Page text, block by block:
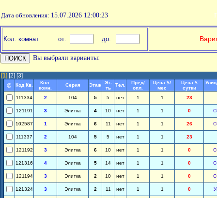
Дата обновления: 15.07.2026 12:00:23
Кол. комнат от: до:
Вы выбрали варианты:
[1] [2] [3]
@ Код Кв.
Кол.
комн.
Серия Этаж
Эт-
ть
Тел.
Пред/
опл.
Цена $/
мес
Цена $
сутки
111334 2 104 5 5 нет 1 1 23
121191 3 Элитка 4 10 нет 1 1 0
102587 1 Элитка 6 11 нет 1 1 26
111337 2 104 5 5 нет 1 1 23
121192 3 Элитка 6 10 нет 1 1 0
121316 4 Элитка 5 14 нет 1 1 0
121194 3 Элитка 2 10 нет 1 1 0
121324 3 Элитка 2 11 нет 1 1 0